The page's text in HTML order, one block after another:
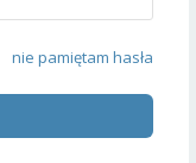
nie pamiętam hasła